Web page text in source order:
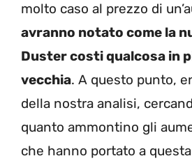
molto caso al prezzo di
avranno notato come la
Duster costi qualcosa in
vecchia. A questo punto,
della nostra analisi,
quanto ammontino gli
che hanno portato a